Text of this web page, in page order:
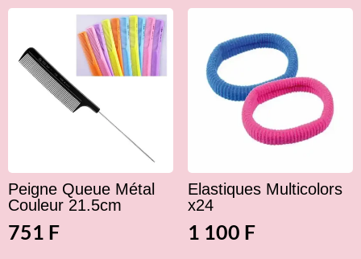
Peigne Queue Métal
Couleur 21.5cm
751 F
Elastiques Multicolors
x24
1 100 F